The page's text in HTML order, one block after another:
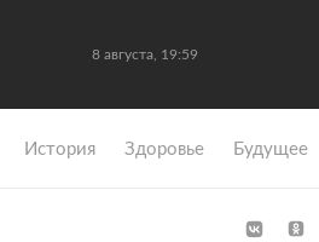
8 августа, 19:59
История Здоровье Будущее